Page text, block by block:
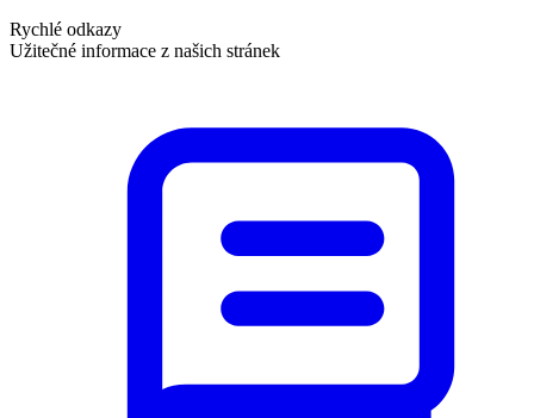
Rychlé odkazy
Užitečné informace z našich stránek